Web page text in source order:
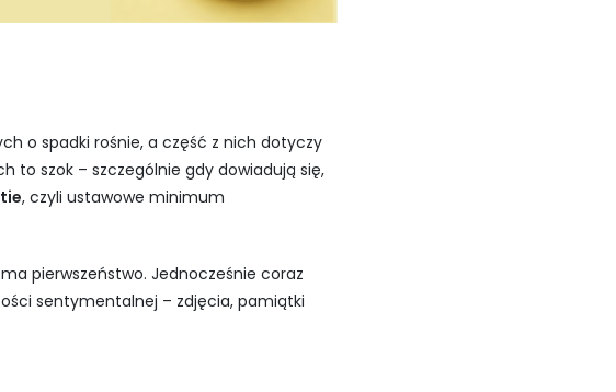
o spadki rośnie, a część z nich dotyczy
to szok – szczególnie gdy dowiadują się,
, czyli ustawowe minimum
pierwszeństwo. Jednocześnie coraz
sentymentalnej – zdjęcia, pamiątki